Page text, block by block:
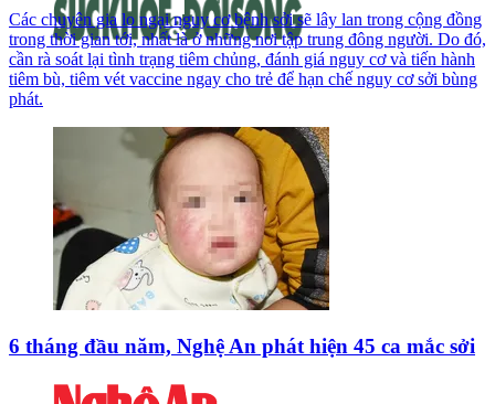
Các chuyên gia lo ngại nguy cơ bệnh sởi sẽ lây lan trong cộng đồng
trong thời gian tới, nhất là ở những nơi tập trung đông người. Do đó,
cần rà soát lại tình trạng tiêm chủng, đánh giá nguy cơ và tiến hành
tiêm bù, tiêm vét vaccine ngay cho trẻ để hạn chế nguy cơ sởi bùng
phát.
6 tháng đầu năm, Nghệ An phát hiện 45 ca mắc sởi